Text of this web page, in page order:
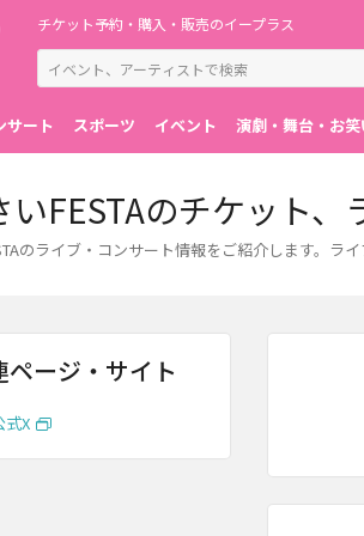
チケット予約・購入・販売のイープラス
サート スポーツ イベント 演劇・舞台・お笑
いFESTAのチケット
のライブ・コンサート情報をご紹介します。ラ
ページ・サイト
式X